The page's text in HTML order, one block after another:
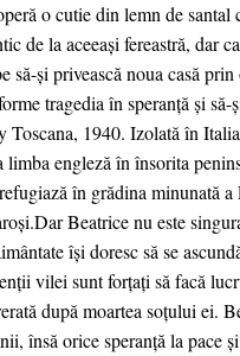
o cutie din lemn de
de la aceeași fereastră, dar
să-și privească noua casă
tragedia în speranță și
Toscana, 1940. Izolată în
limba engleză în însorita
în grădina minunată
Beatrice nu este
își doresc să se
vilei sunt forțați să facă
după moartea soțului ei.
însă orice speranță la pace